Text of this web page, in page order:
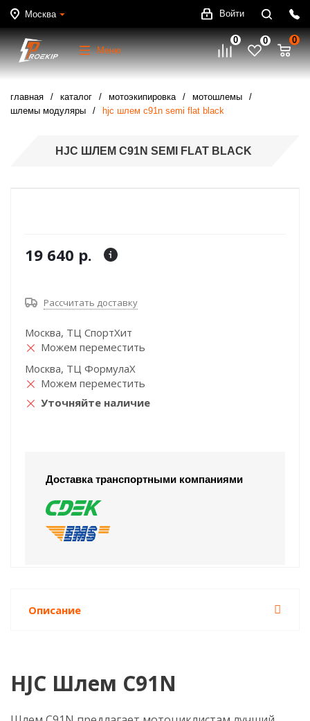
Москва Войти
Меню
0 0 0
главная каталог мотоэкипировка
мотошлемы
шлемы модуляры
hjc шлем c91n semi flat black
HJC ШЛЕМ C91N SEMI FLAT BLACK
19 640 р.
Рассчитать доставку
Москва, ТЦ СпортХит
Можем переместить
Москва, ТЦ ФормулаХ
Можем переместить
Уточняйте наличие
Доставка транспортными компаниями
Описание
HJC Шлем C91N